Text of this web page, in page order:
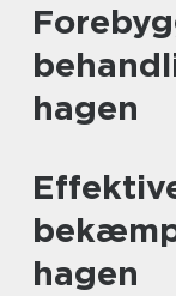
hagen
hagen